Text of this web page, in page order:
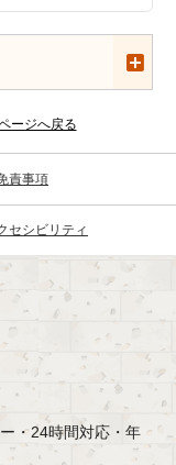
ージへ戻る
責事項
セシビリティ
・24時間対応・年